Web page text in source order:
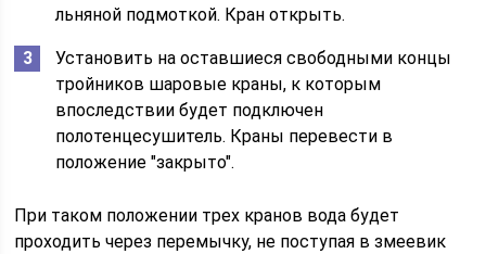
льняной подмоткой. Кран открыть.
Установить на оставшиеся свободными концы
тройников шаровые краны, к которым
впоследствии будет подключен
полотенцесушитель. Краны перевести в
положение "закрыто".
При таком положении трех кранов вода будет
проходить через перемычку, не поступая в змеевик